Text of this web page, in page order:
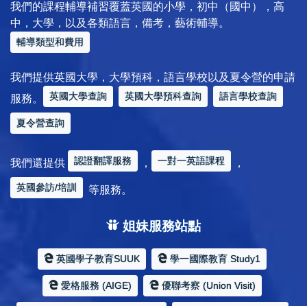
我們的課程輔導補習覆蓋英國的小學，初中（國中），高
中，大學，以及各類語言，備考，藝術輔導。
輔導類型和費用
我們提供英國大學，大學預科，語言學校以及夏令營的申請
服務。
英國大學查詢 英國大學預科查詢 語言學校查詢
夏令營查詢
我們還提供 認證翻譯服務 ， 一對一英語課程 ，
英國參訪/培訓 等服務。
姐妹服務站點
英國學子教育SUUK 學一國際教育 Study1
愛格服務 (AIGE) 優聯考察 (Union Visit)